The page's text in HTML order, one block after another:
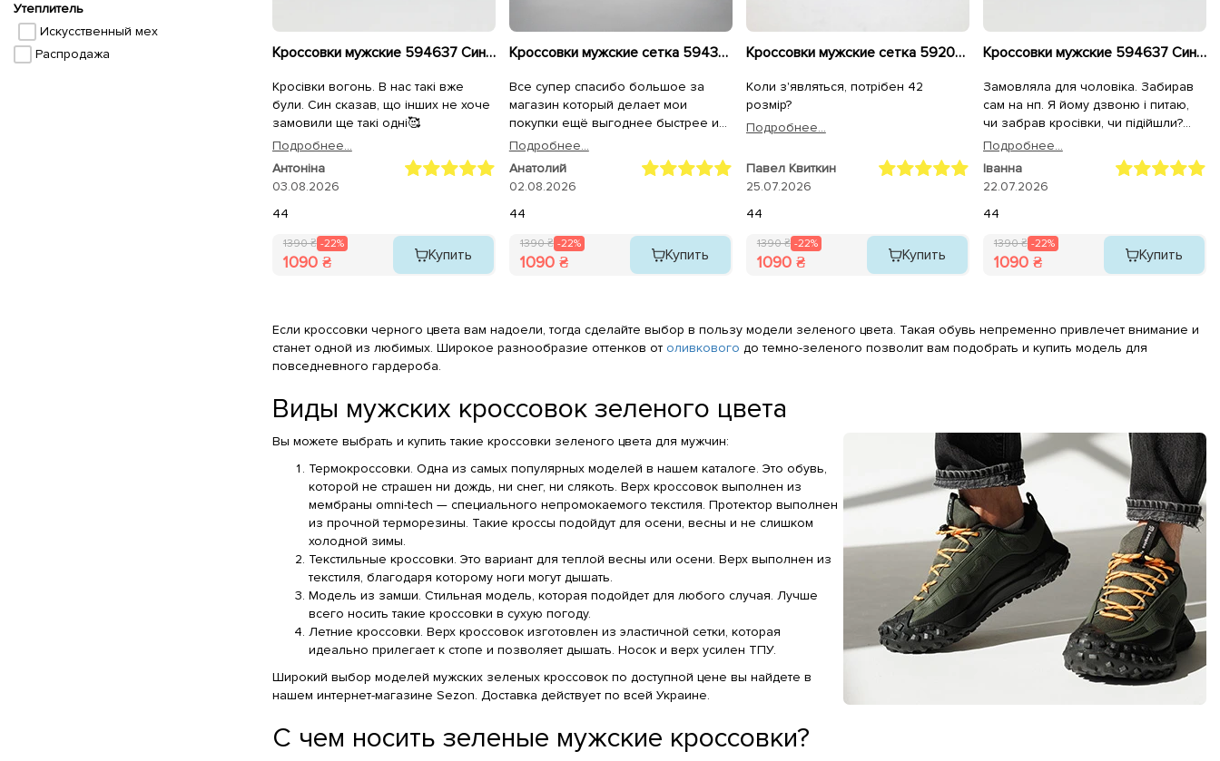
Утеплитель
Искусственный мех
Распродажа
Кроссовки мужские 594637 Синие
Кросівки вогонь. В нас такі вже
були. Син сказав, що інших не хоче
замовили ще такі одні🥰
Подробнее...
Антоніна
03.08.2026
44
1390 ₴ -22%
1090 ₴ Купить
Кроссовки мужские сетка 594396 Белые
Все супер спасибо большое за
магазин который делает мои
покупки ещё выгоднее быстрее и
качественнее,спасибо большое
всему коллективу магазина
Sezon.ua за самоё лучшее
обслуживание качество продукции
и быструю доставку на адрес.
Подробнее...
Анатолий
02.08.2026
44
1390 ₴ -22%
1090 ₴ Купить
Кроссовки мужские сетка 592053 Черные
Коли з'являться, потрібен 42
розмір?
Подробнее...
Павел Квиткин
25.07.2026
44
1390 ₴ -22%
1090 ₴ Купить
Кроссовки мужские 594637 Синие
Замовляла для чоловіка. Забирав
сам на нп. Я йому дзвоню і питаю,
чи забрав кросівки, чи підійшли?
Відповідь: "Я приміряв і вирішив в
них вже і піти. Максимально зручні)"
Дуже задоволений. Дякую!
Подробнее...
Іванна
22.07.2026
44
1390 ₴ -22%
1090 ₴ Купить
Если кроссовки черного цвета вам надоели, тогда сделайте выбор в пользу модели зеленого цвета. Такая обувь непременно привлечет внимание и
станет одной из любимых. Широкое разнообразие оттенков от оливкового до темно-зеленого позволит вам подобрать и купить модель для
повседневного гардероба.
Виды мужских кроссовок зеленого цвета
Вы можете выбрать и купить такие кроссовки зеленого цвета для мужчин:
Термокроссовки. Одна из самых популярных моделей в нашем каталоге. Это обувь,
которой не страшен ни дождь, ни снег, ни слякоть. Верх кроссовок выполнен из
мембраны оmni-tech — специального непромокаемого текстиля. Протектор выполнен
из прочной терморезины. Такие кроссы подойдут для осени, весны и не слишком
холодной зимы.
Текстильные кроссовки. Это вариант для теплой весны или осени. Верх выполнен из
текстиля, благодаря которому ноги могут дышать.
Модель из замши. Стильная модель, которая подойдет для любого случая. Лучше
всего носить такие кроссовки в сухую погоду.
Летние кроссовки. Верх кроссовок изготовлен из эластичной сетки, которая
идеально прилегает к стопе и позволяет дышать. Носок и верх усилен ТПУ.
Широкий выбор моделей мужских зеленых кроссовок по доступной цене вы найдете в
нашем интернет-магазине Sezon. Доставка действует по всей Украине.
С чем носить зеленые мужские кроссовки?